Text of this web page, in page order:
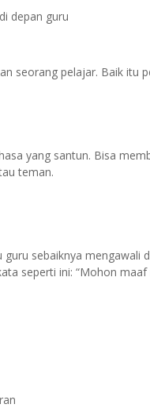
depan guru
seorang pelajar. Baik itu
yang santun. Bisa
teman.
sebaiknya mengawali
seperti ini: “Mohon